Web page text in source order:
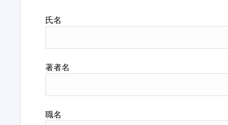
氏名
著者名
職名